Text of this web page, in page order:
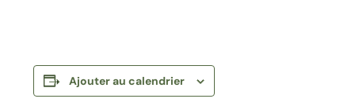
Ajouter au calendrier